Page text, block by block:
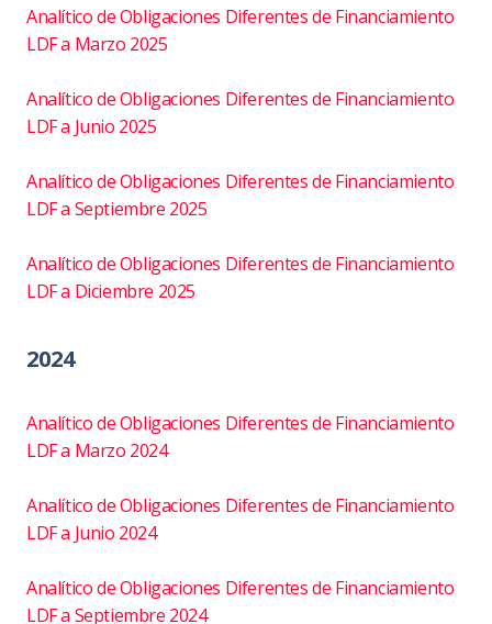
Analítico de Obligaciones Diferentes de Financiamiento
LDF a Marzo 2025
Analítico de Obligaciones Diferentes de Financiamiento
LDF a Junio 2025
Analítico de Obligaciones Diferentes de Financiamiento
LDF a Septiembre 2025
Analítico de Obligaciones Diferentes de Financiamiento
LDF a Diciembre 2025
2024
Analítico de Obligaciones Diferentes de Financiamiento
LDF a Marzo 2024
Analítico de Obligaciones Diferentes de Financiamiento
LDF a Junio 2024
Analítico de Obligaciones Diferentes de Financiamiento
LDF a Septiembre 2024